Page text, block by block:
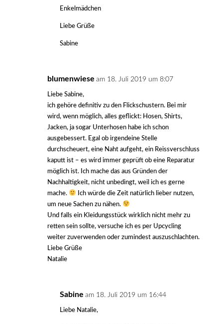
Enkelmädchen
Liebe Grüße
Sabine
blumenwiese am 18. Juli 2019 um 8:07
Liebe Sabine,
ich gehöre definitiv zu den Flickschustern. Bei mir
wird, wenn möglich, alles geflickt: Hosen, Shirts,
Jacken, ja sogar Unterhosen habe ich schon
ausgebessert. Egal ob irgendeine Stelle
durchscheuert, eine Naht aufgeht, ein Reissverschluss
kaputt ist – es wird immer geprüft ob eine Reparatur
möglich ist. Ich mache das aus Gründen der
Nachhaltigkeit, nicht unbedingt, weil ich es gerne
mache.
Ich würde die Zeit natürlich lieber nutzen,
um neue Sachen zu nähen.
Und falls ein Kleidungsstück wirklich nicht mehr zu
retten sein sollte, versuche ich es per Upcycling
weiter zuverwenden oder zumindest auszuschlachten.
Liebe Grüße
Natalie
Sabine am 18. Juli 2019 um 16:44
Liebe Natalie,